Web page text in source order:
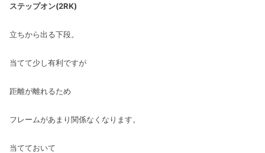
ステップオン(2RK)
立ちから出る下段。
当てて少し有利ですが
距離が離れるため
フレームがあまり関係なくなります。
当てておいて